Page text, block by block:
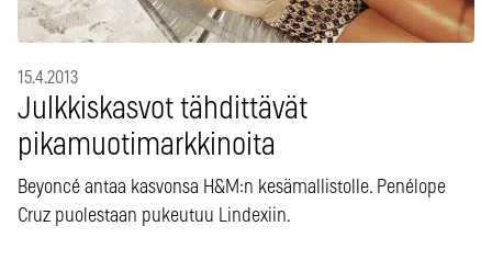
15.4.2013
Julkkiskasvot tähdittävät
pikamuotimarkkinoita
Beyoncé antaa kasvonsa H&M:n kesämallistolle. Penélope
Cruz puolestaan pukeutuu Lindexiin.